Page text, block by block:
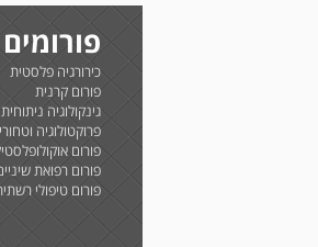
פורומים
כירורגיה פלסטית
פורום קרנית
גינקולוגיה ניתוחית
פרוקטולוגיה
פורום
פורום רפואת
פורום טיפולי